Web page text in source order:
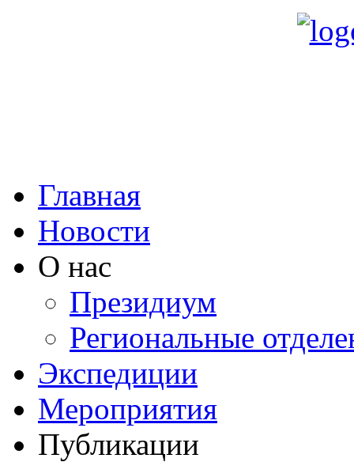
Главная
Новости
О нас
Президиум
Региональные
Экспедиции
Мероприятия
Публикации